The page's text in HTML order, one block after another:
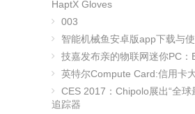
HaptX Gloves
003
智能机械鱼安卓版app下载与
技嘉发布亲的物联网迷你PC：
英特尔Compute Card:信用卡
CES 2017：Chipolo展出“全球
追踪器